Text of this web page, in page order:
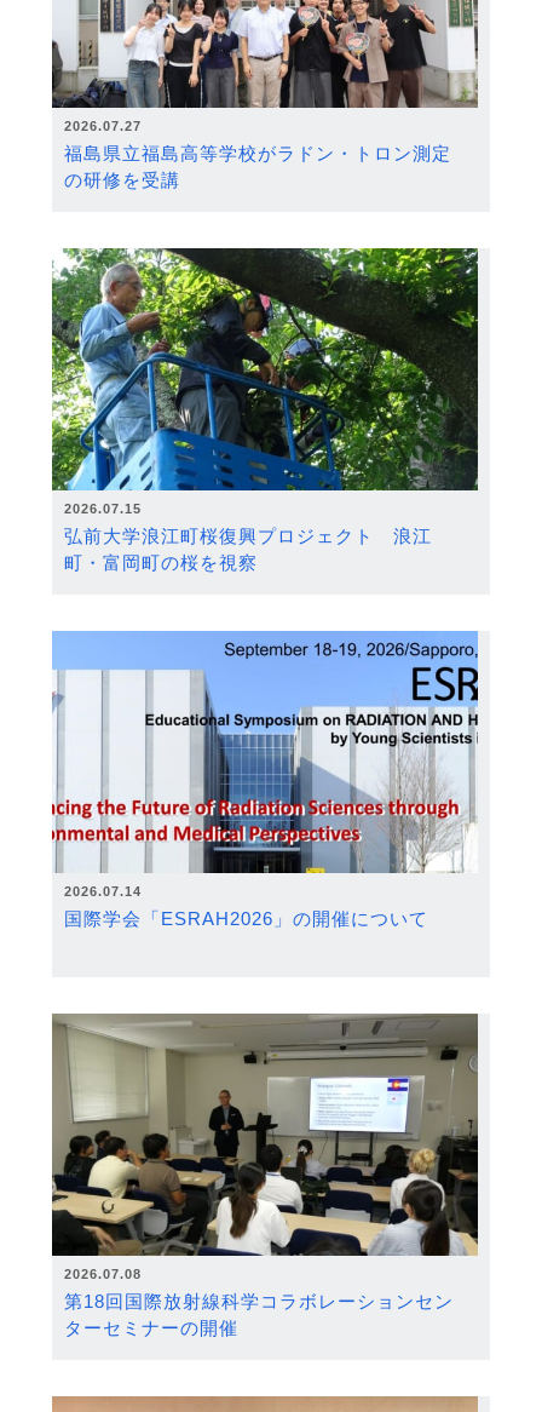
2026.07.27
福島県立福島高等学校がラドン・トロン測定
の研修を受講
2026.07.15
弘前大学浪江町桜復興プロジェクト 浪江
町・富岡町の桜を視察
2026.07.14
国際学会「ESRAH2026」の開催について
2026.07.08
第18回国際放射線科学コラボレーションセン
ターセミナーの開催